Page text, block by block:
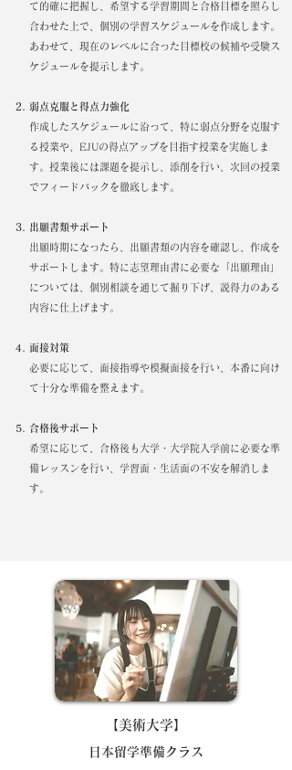
て的確に把握し、希望する学習期間と合格目標を照らし
合わせた上で、個別の学習スケジュールを作成します。
あわせて、現在のレベルに合った目標校の候補や受験ス
ケジュールを提示します。
弱点克服と得点力強化
作成したスケジュールに沿って、特に弱点分野を克服す
る授業や、EJUの得点アップを目指す授業を実施しま
す。授業後には課題を提示し、添削を行い、次回の授業
でフィードバックを徹底します。
出願書類サポート
出願時期になったら、出願書類の内容を確認し、作成を
サポートします。特に志望理由書に必要な「出願理由」
については、個別相談を通じて掘り下げ、説得力のある
内容に仕上げます。
面接対策
必要に応じて、面接指導や模擬面接を行い、本番に向け
て十分な準備を整えます。
合格後サポート
希望に応じて、合格後も大学・大学院入学前に必要な準
備レッスンを行い、学習面・生活面の不安を解消しま
す。
【美術大学】
日本留学準備クラス​